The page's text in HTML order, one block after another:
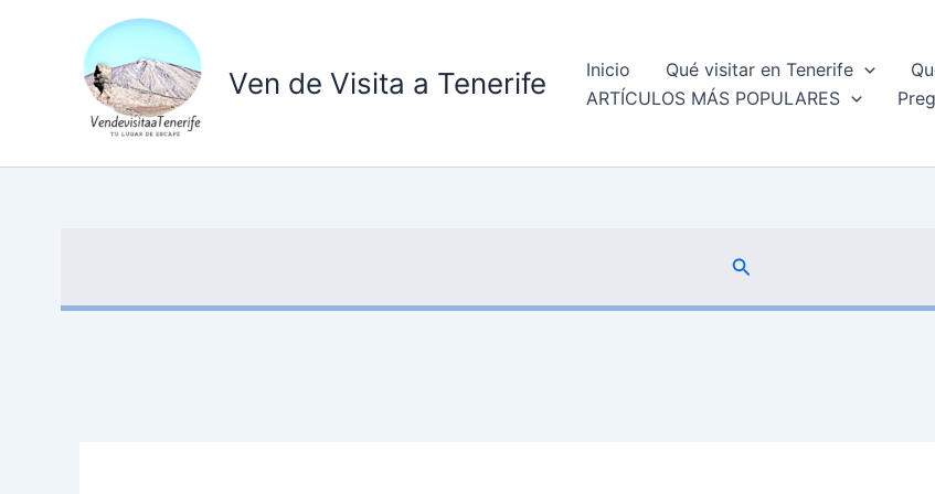
Ven de Visita a Tenerife Inicio Qué visitar en Tenerife
ARTÍCULOS MÁS POPULARES
Buscar